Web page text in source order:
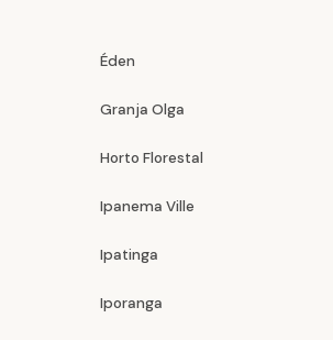
Éden
Granja Olga
Horto Florestal
Ipanema Ville
Ipatinga
Iporanga